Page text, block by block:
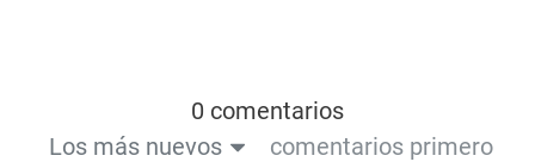
0 comentarios
Los más nuevos
comentarios primero